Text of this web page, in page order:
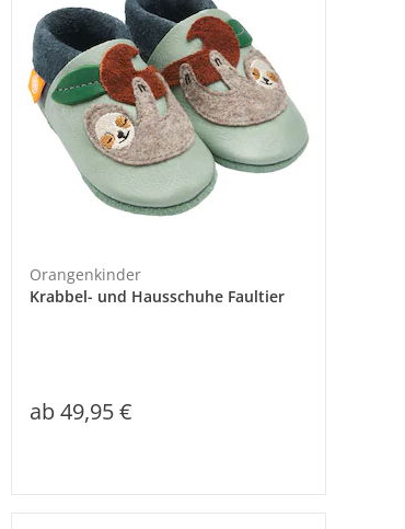
Orangenkinder
Krabbel- und Hausschuhe Faultier
ab 49,95 €